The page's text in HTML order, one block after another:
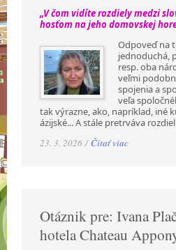
„V čom vidíte rozdiely medzi
hosťom na jeho domovskej
Odpoveď na
jednoduchá,
resp. oba
veľmi
spojenia a
veľa
tak výrazne, ako, napríklad, iné
ázijské... A stále pretrváva
23. 3. 2026 / Čítať viac
Otáznik pre: Ivana
hotela Chateau